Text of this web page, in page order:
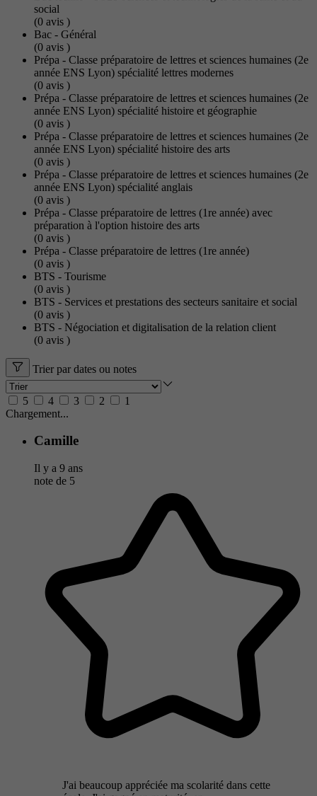
social
(0 avis )
Bac - Général
(0 avis )
Prépa - Classe préparatoire de lettres et sciences humaines (2e
année ENS Lyon) spécialité lettres modernes
(0 avis )
Prépa - Classe préparatoire de lettres et sciences humaines (2e
année ENS Lyon) spécialité histoire et géographie
(0 avis )
Prépa - Classe préparatoire de lettres et sciences humaines (2e
année ENS Lyon) spécialité histoire des arts
(0 avis )
Prépa - Classe préparatoire de lettres et sciences humaines (2e
année ENS Lyon) spécialité anglais
(0 avis )
Prépa - Classe préparatoire de lettres (1re année) avec
préparation à l'option histoire des arts
(0 avis )
Prépa - Classe préparatoire de lettres (1re année)
(0 avis )
BTS - Tourisme
(0 avis )
BTS - Services et prestations des secteurs sanitaire et social
(0 avis )
BTS - Négociation et digitalisation de la relation client
(0 avis )
Trier par dates ou notes
5 4 3 2
1
Chargement...
Camille
Il y a 9 ans
note de 5
J'ai beaucoup appréciée ma scolarité dans cette